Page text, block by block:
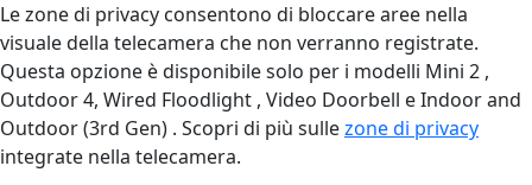
Le zone di privacy consentono di bloccare aree nella
visuale della telecamera che non verranno registrate.
Questa opzione è disponibile solo per i modelli Mini 2 ,
Outdoor 4, Wired Floodlight , Video Doorbell e Indoor and
Outdoor (3rd Gen) . Scopri di più sullezone di privacy
integrate nella telecamera.